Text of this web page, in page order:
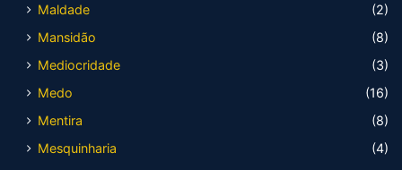
Maldade
(2)
Mansidão
(8)
Mediocridade
(3)
Medo
(16)
Mentira
(8)
Mesquinharia
(4)